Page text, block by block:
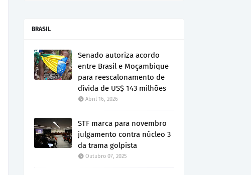
BRASIL
Senado autoriza acordo
entre Brasil e Moçambique
para reescalonamento de
dívida de US$ 143 milhões
Abril 16, 2026
STF marca para novembro
julgamento contra núcleo 3
da trama golpista
Outubro 07, 2025